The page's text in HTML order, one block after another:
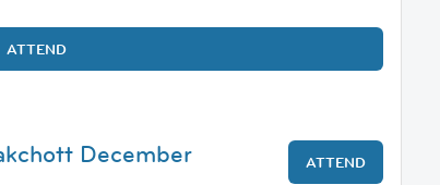
ATTEND
December
ATTEND